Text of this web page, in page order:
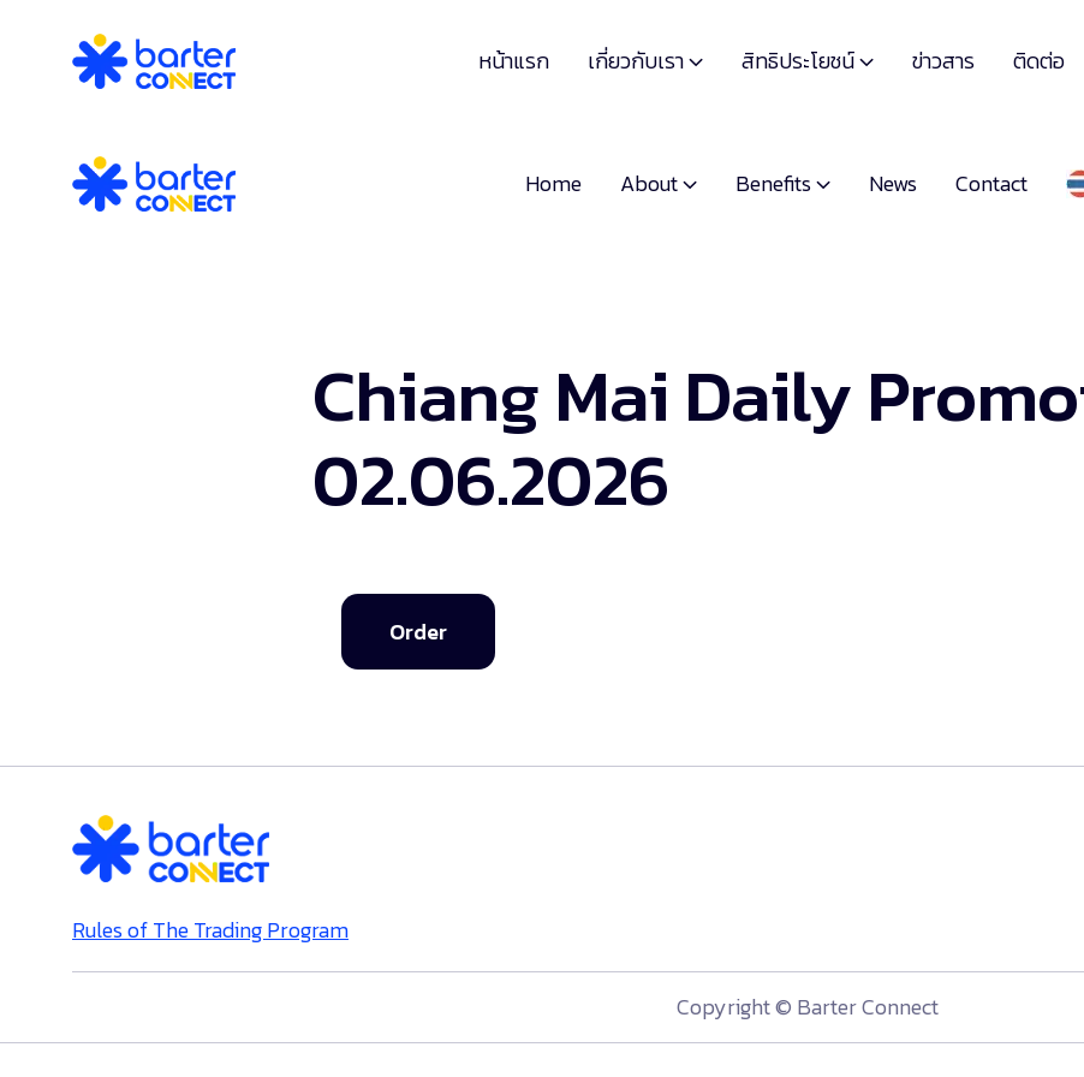
หน้าแรก เกี่ยวกับเรา  สิทธิประโยชน์  ข่าวสาร ติดต่อ
Home About  Benefits  News Contact
Chiang Mai Daily
02.06.2026
Order
Rules of The Trading Program
Copyright © Barter Connect